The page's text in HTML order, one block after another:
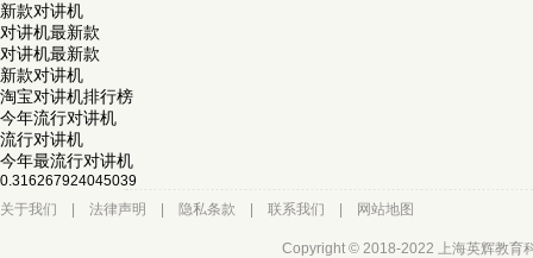
新款对讲机
对讲机最新款
对讲机最新款
新款对讲机
淘宝对讲机排行榜
今年流行对讲机
流行对讲机
今年最流行对讲机
0.316267924045039
关于我们
法律声明 隐私条款 联系我们 网站地图
Copyright © 2018-2022 上海英辉教育